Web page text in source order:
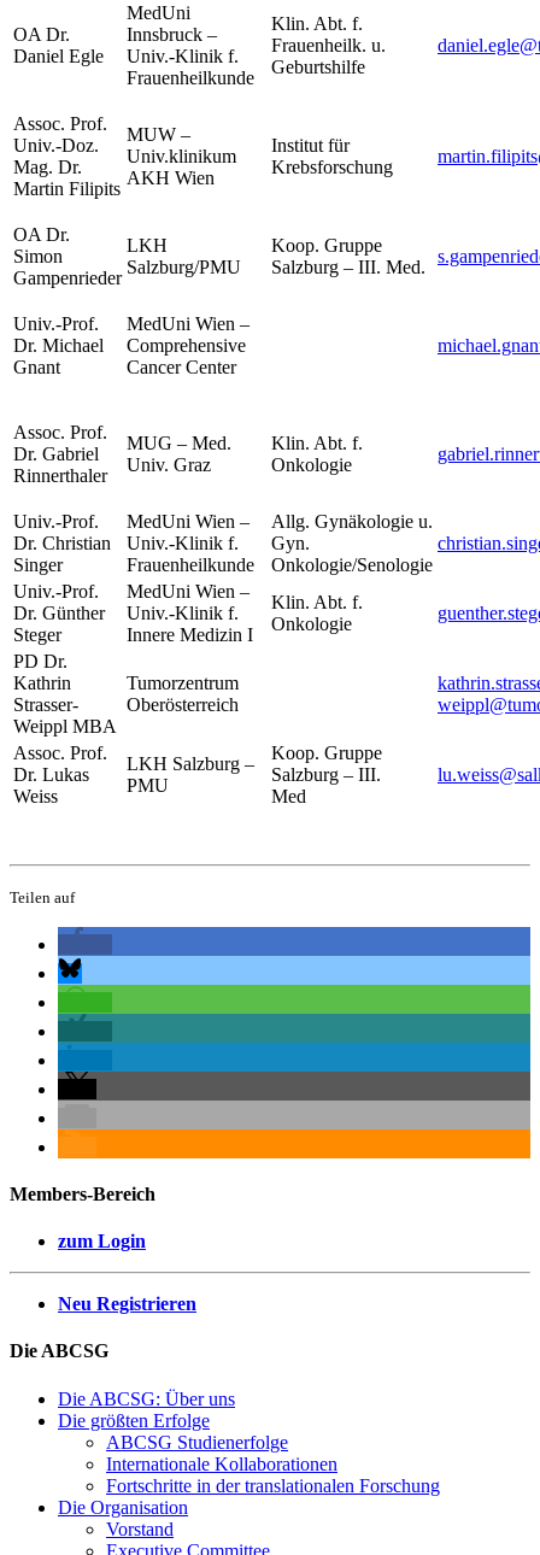
OA Dr.
Daniel Egle
MedUni
Innsbruck –
Univ.-Klinik f.
Frauenheilkunde
Klin. Abt. f.
Frauenheilk. u.
Geburtshilfe
Assoc. Prof.
Univ.-Doz.
Mag. Dr.
Martin Filipits
MUW –
Univ.klinikum
AKH Wien
Institut für
Krebsforschung
OA Dr.
Simon
Gampenrieder
LKH
Salzburg/PMU
Koop. Gruppe
Salzburg – III. Med.
Univ.-Prof.
Dr. Michael
Gnant
MedUni Wien –
Comprehensive
Cancer Center
Assoc. Prof.
Dr. Gabriel
Rinnerthaler
MUG – Med.
Univ. Graz
Klin. Abt. f.
Onkologie
Univ.-Prof.
Dr. Christian
Singer
MedUni Wien –
Univ.-Klinik f.
Frauenheilkunde
Allg. Gynäkologie u.
Gyn.
Onkologie/Senologie
Univ.-Prof.
Dr. Günther
Steger
MedUni Wien –
Univ.-Klinik f.
Innere Medizin I
Klin. Abt. f.
Onkologie
PD Dr.
Kathrin
Strasser-
Weippl MBA
Tumorzentrum
Oberösterreich
Assoc. Prof.
Dr. Lukas
Weiss
LKH Salzburg –
PMU
Koop. Gruppe
Salzburg – III.
Med
Teilen auf
Members-Bereich
zum Login
Neu Registrieren
Die ABCSG
Die ABCSG: Über uns
Die größten Erfolge
ABCSG Studienerfolge
Internationale Kollaborationen
Fortschritte in der translationalen Forschung
Die Organisation
Vorstand
Executive Committee